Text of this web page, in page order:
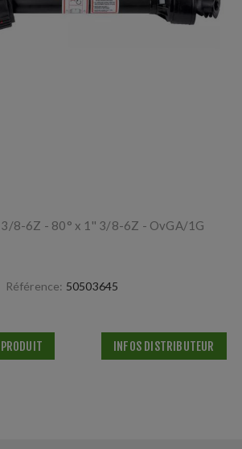
8-6Z - 80° x 1'' 3/8-6Z - OvGA/1G
Référence: 50503645
INFOS DISTRIBUTEUR